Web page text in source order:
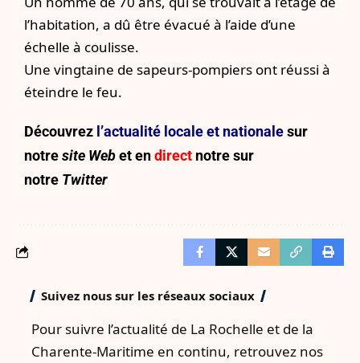
l’habitation, a dû être évacué à l’aide d’une
échelle à coulisse.
Une vingtaine de sapeurs-pompiers ont réussi à
éteindre le feu.
Découvrez l’actualité locale et nationalesur
notresite Webet endirect notre sur
notre Twitter
Suivez nous sur les réseaux sociaux
Pour suivre l’actualité de La Rochelle et de la
Charente-Maritime en continu, retrouvez nos